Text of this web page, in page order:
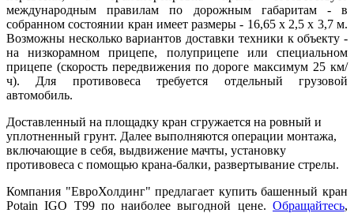
международным правилам по дорожным габаритам - в
собранном состоянии кран имеет размеры - 16,65 х 2,5 х 3,7 м.
Возможны несколько вариантов доставки техники к объекту -
на низкорамном прицепе, полуприцепе или специальном
прицепе (скорость передвижения по дороге максимум 25 км/
ч). Для противовеса требуется отдельный грузовой
автомобиль.
Доставленный на площадку кран сгружается на ровный и
уплотненный грунт. Далее выполняются операции монтажа,
включающие в себя, выдвижение мачты, установку
противовеса с помощью крана-балки, развертывание стрелы.
Компания "ЕвроХолдинг" предлагает купить башенный кран
Potain IGO T99 по наиболее выгодной цене. Обращайтесь,